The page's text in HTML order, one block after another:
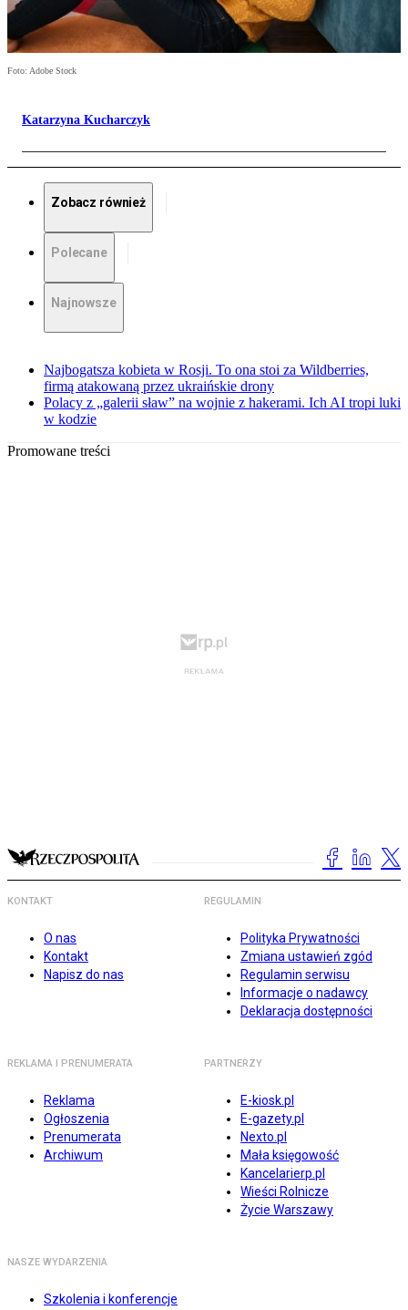
Foto: Adobe Stock
Katarzyna Kucharczyk
Zobacz również
Polecane
Najnowsze
Najbogatsza kobieta w Rosji. To ona stoi za Wildberries,
firmą atakowaną przez ukraińskie drony
Polacy z „galerii sław” na wojnie z hakerami. Ich AI tropi luki
w kodzie
Promowane treści
KONTAKT
O nas
Kontakt
Napisz do nas
REGULAMIN
Polityka Prywatności
Zmiana ustawień zgód
Regulamin serwisu
Informacje o nadawcy
Deklaracja dostępności
REKLAMA I PRENUMERATA
Reklama
Ogłoszenia
Prenumerata
Archiwum
PARTNERZY
E-kiosk.pl
E-gazety.pl
Nexto.pl
Mała księgowość
Kancelarierp.pl
Wieści Rolnicze
Życie Warszawy
NASZE WYDARZENIA
Szkolenia i konferencje